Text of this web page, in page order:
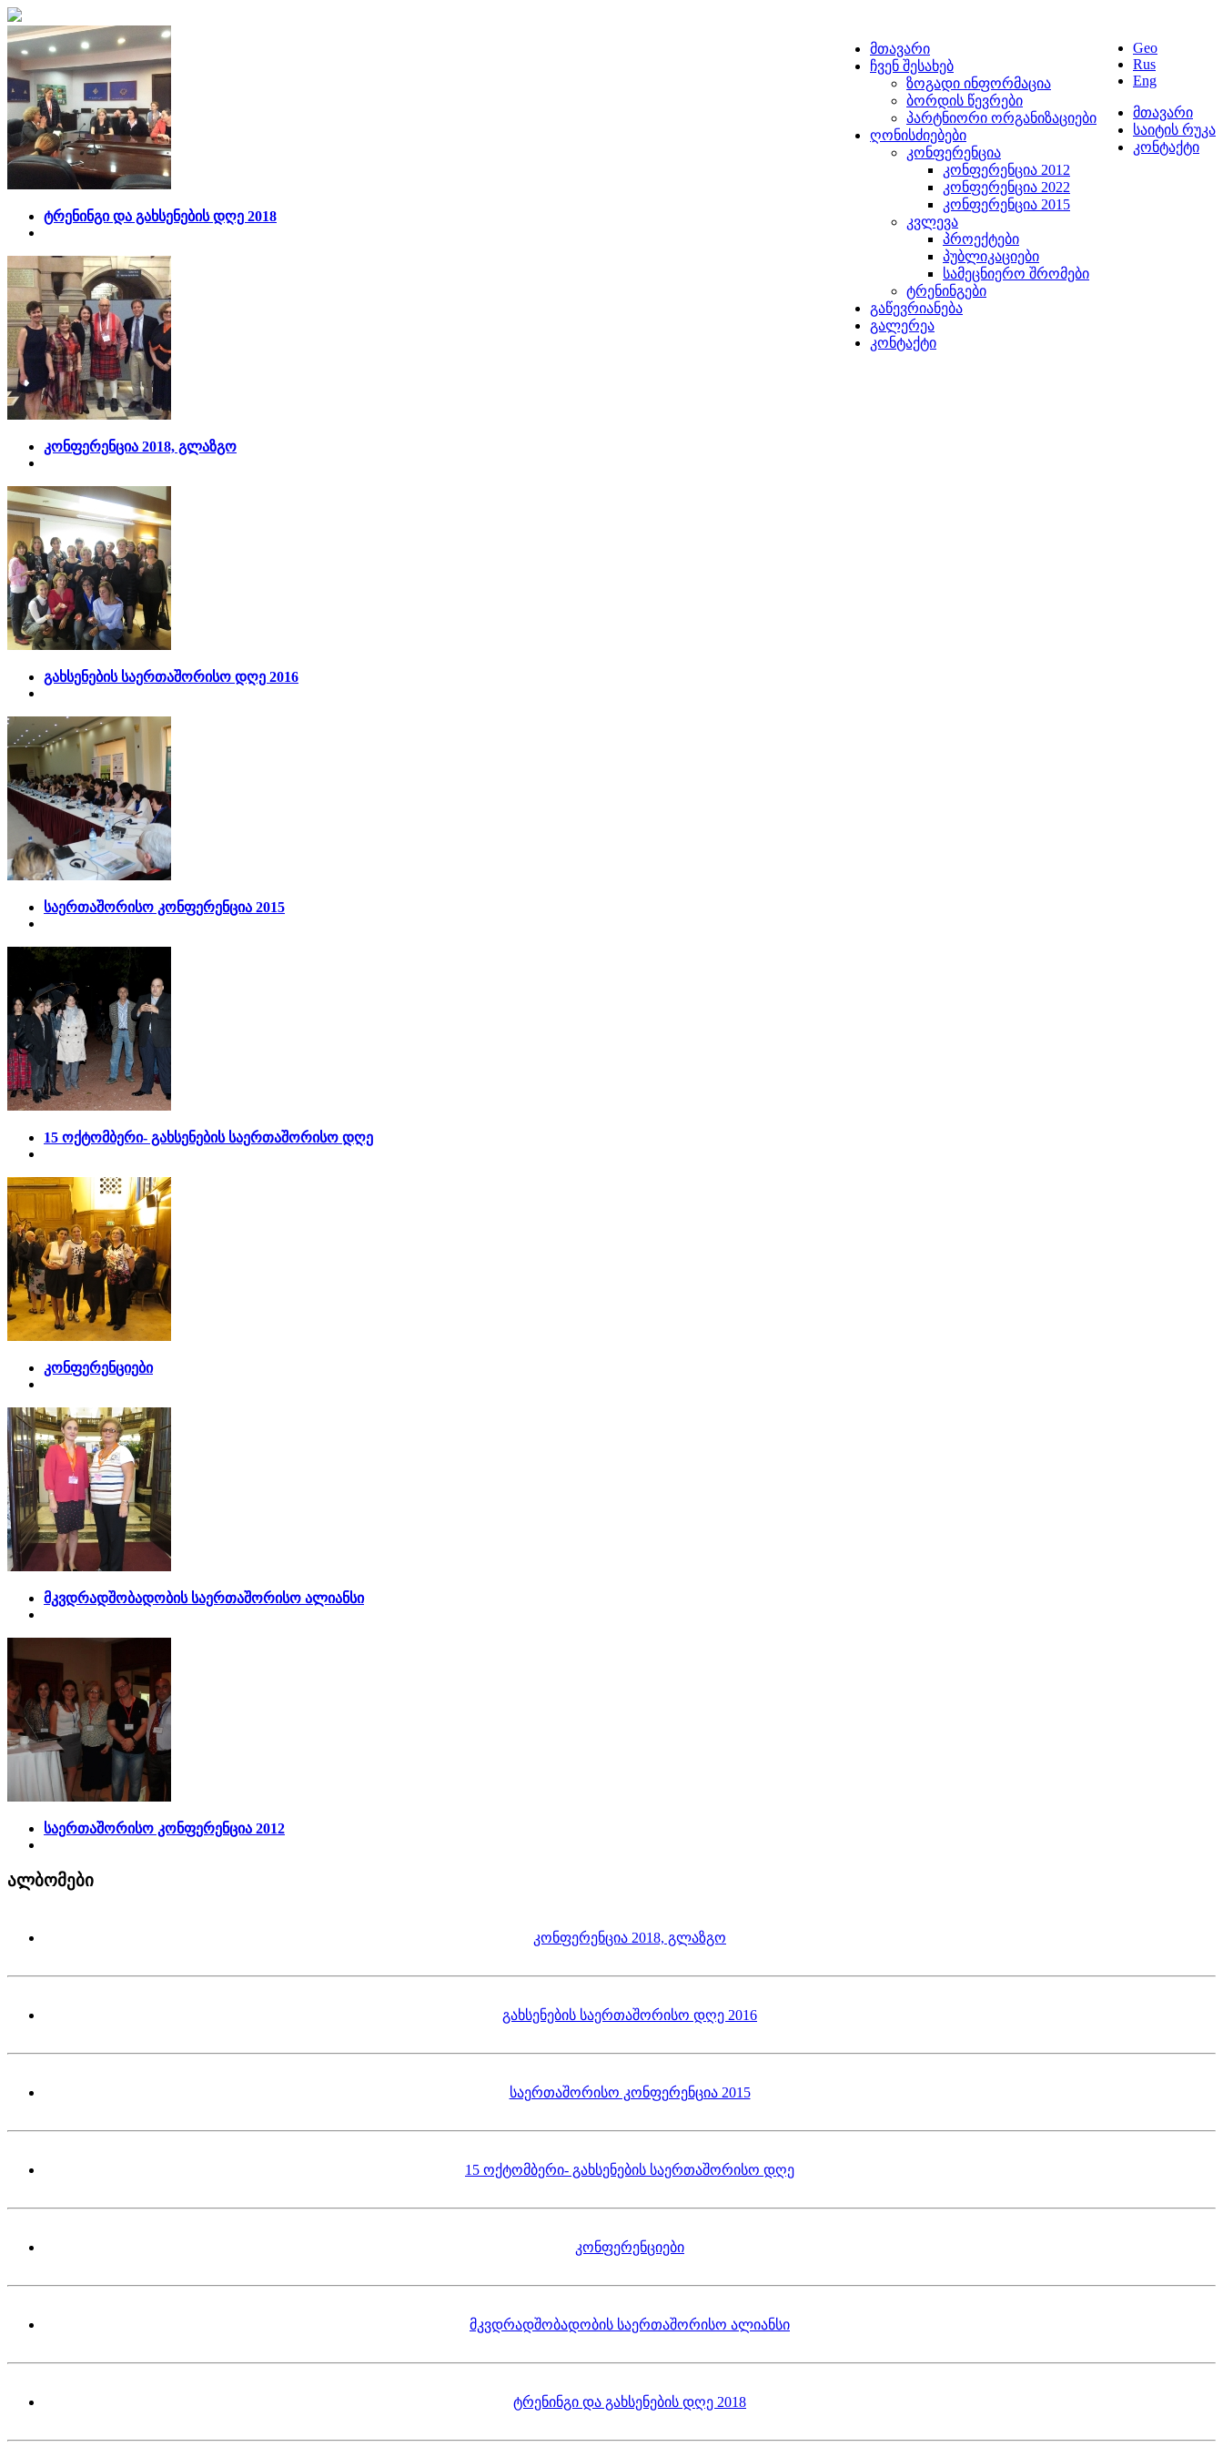
Geo
Rus
Eng
მთავარი
საიტის რუკა
კონტაქტი
მთავარი
ჩვენ შესახებ
ზოგადი ინფორმაცია
ბორდის წევრები
პარტნიორი ორგანიზაციები
ღონისძიებები
კონფერენცია
კონფერენცია 2012
კონფერენცია 2022
კონფერენცია 2015
კვლევა
პროექტები
პუბლიკაციები
სამეცნიერო შრომები
ტრენინგები
გაწევრიანება
გალერეა
კონტაქტი
ტრენინგი და გახსენების დღე 2018
კონფერენცია 2018, გლაზგო
გახსენების საერთაშორისო დღე 2016
საერთაშორისო კონფერენცია 2015
15 ოქტომბერი- გახსენების საერთაშორისო დღე
კონფერენციები
მკვდრადშობადობის საერთაშორისო ალიანსი
საერთაშორისო კონფერენცია 2012
ალბომები
კონფერენცია 2018, გლაზგო
გახსენების საერთაშორისო დღე 2016
საერთაშორისო კონფერენცია 2015
15 ოქტომბერი- გახსენების საერთაშორისო დღე
კონფერენციები
მკვდრადშობადობის საერთაშორისო ალიანსი
ტრენინგი და გახსენების დღე 2018